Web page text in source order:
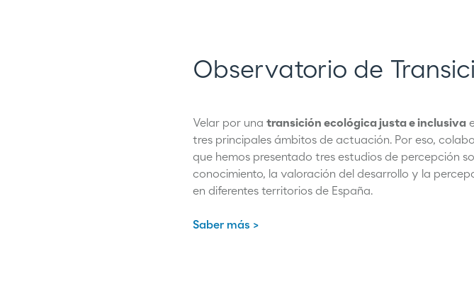
Observatorio de
Velar por una transición ecológica justa e inclusiva
tres principales ámbitos de actuación. Por eso,
que hemos presentado tres estudios de percepción
conocimiento, la valoración del desarrollo y la
en diferentes territorios de España.
Saber más >